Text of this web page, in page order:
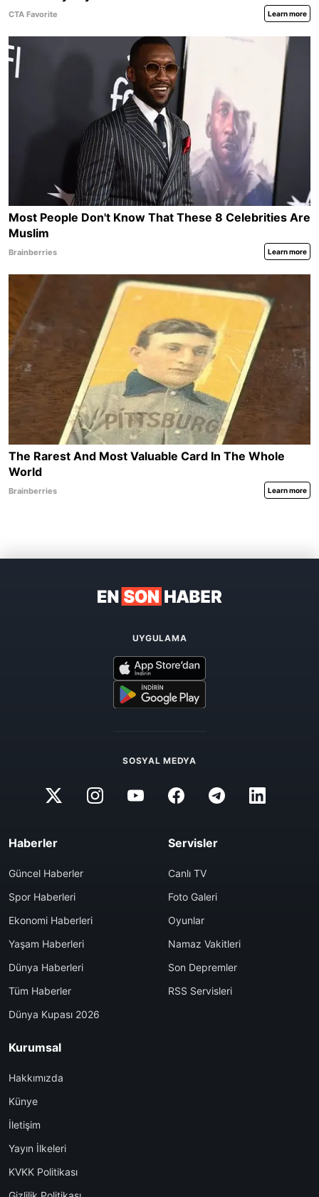
UYGULAMA
SOSYAL MEDYA
Haberler
Güncel Haberler
Spor Haberleri
Ekonomi Haberleri
Yaşam Haberleri
Dünya Haberleri
Tüm Haberler
Dünya Kupası 2026
Servisler
Canlı TV
Foto Galeri
Oyunlar
Namaz Vakitleri
Son Depremler
RSS Servisleri
Kurumsal
Hakkımızda
Künye
İletişim
Yayın İlkeleri
KVKK Politikası